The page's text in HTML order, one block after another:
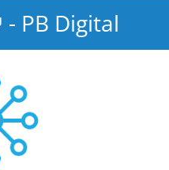
PB Digital - יתרונות עיקריים